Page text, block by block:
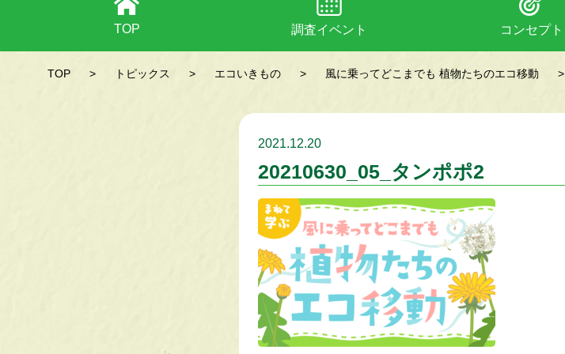
TOP 調査イベント コンセプト
TOP > トピックス > エコいきもの > 風に乗ってどこまでも 植物たちのエコ移動 >
2021.12.20
20210630_05_タンポポ2